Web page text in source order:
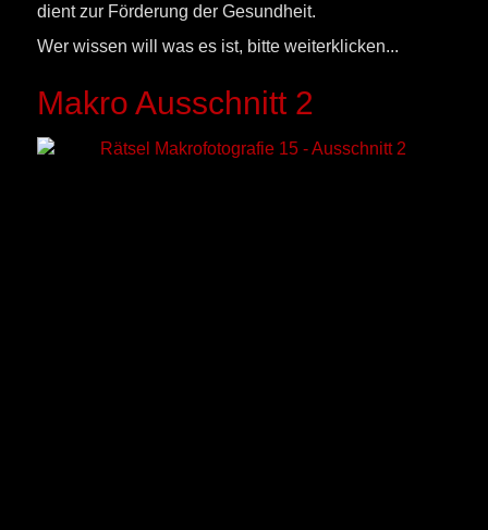
dient zur Förderung der Gesundheit.
Wer wissen will was es ist, bitte weiterklicken...
Makro Ausschnitt 2